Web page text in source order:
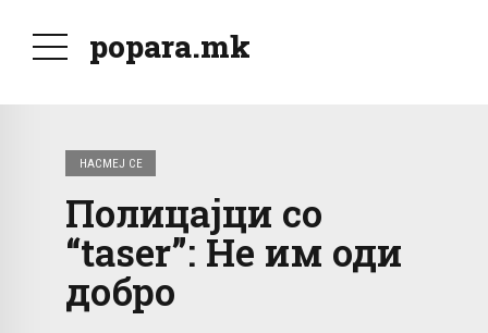
popara.mk
НАСМЕЈ СЕ
Полицајци со
“taser”: Не им оди
добро